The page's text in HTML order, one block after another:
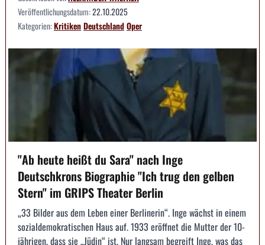
Veröffentlichungsdatum:22.10.2025
Kategorien:KritikenDeutschlandOper
"Ab heute heißt du Sara" nach Inge
Deutschkrons Biographie "Ich trug den gelben
Stern" im GRIPS Theater Berlin
„33 Bilder aus dem Leben einer Berlinerin“. Inge wächst in einem
sozialdemokratischen Haus auf. 1933 eröffnet die Mutter der 10-
jährigen, dass sie „Jüdin“ ist. Nur langsam begreift Inge, was das